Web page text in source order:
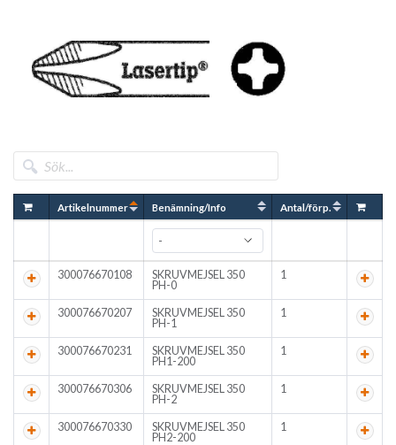
Artikelnummer Benämning/Info Antal/förp.
300076670108
SKRUVMEJSEL 350
PH-0
1
300076670207
SKRUVMEJSEL 350
PH-1
1
300076670231
SKRUVMEJSEL 350
PH1-200
1
300076670306
SKRUVMEJSEL 350
PH-2
1
300076670330
SKRUVMEJSEL 350
PH2-200
1